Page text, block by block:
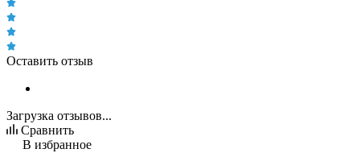
Оставить отзыв
Загрузка отзывов...
Сравнить
В избранное